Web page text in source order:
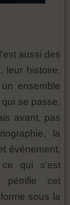
aussi des
leur histoire,
ensemble
se passe,
avant, pas
la
événement,
qui s'est
pétrifie cet
sous la